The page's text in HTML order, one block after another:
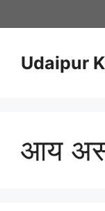
to
Udaipur
आय